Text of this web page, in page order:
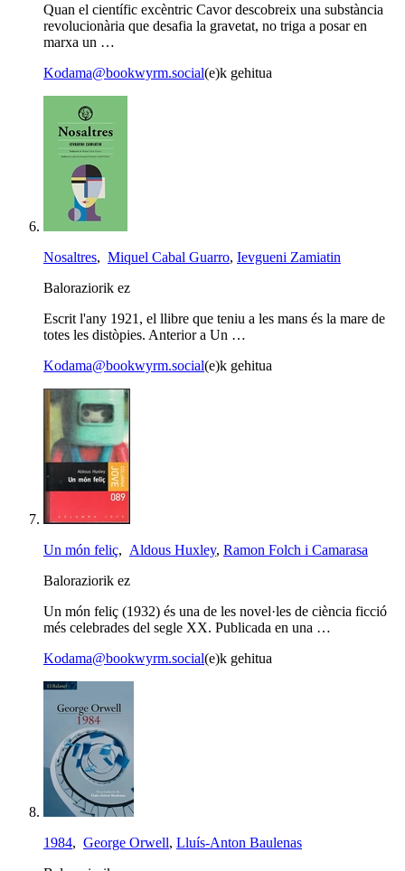
Quan el científic excèntric Cavor descobreix una substància
revolucionària que desafia la gravetat, no triga a posar en
marxa un …
Kodama@bookwyrm.social(e)k gehitua
Nosaltres, Miquel Cabal Guarro, Ievgueni Zamiatin
Baloraziorik ez
Escrit l'any 1921, el llibre que teniu a les mans és la mare de
totes les distòpies. Anterior a Un …
Kodama@bookwyrm.social(e)k gehitua
Un món feliç, Aldous Huxley, Ramon Folch i Camarasa
Baloraziorik ez
Un món feliç (1932) és una de les novel·les de ciència ficció
més celebrades del segle XX. Publicada en una …
Kodama@bookwyrm.social(e)k gehitua
1984, George Orwell, Lluís-Anton Baulenas